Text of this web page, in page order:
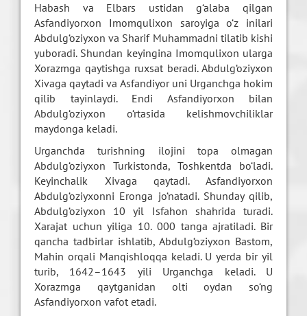
Habash va Elbars ustidan g‘alaba qilgan
Asfandiyorxon Imomqulixon saroyiga o‘z inilari
Abdulg‘oziyxon va Sharif Muhammadni tilatib kishi
yuboradi. Shundan keyingina Imomqulixon ularga
Xorazmga qaytishga ruxsat beradi. Abdulg‘oziyxon
Xivaga qaytadi va Asfandiyor uni Urganchga hokim
qilib tayinlaydi. Endi Asfandiyorxon bilan
Abdulg‘oziyxon o‘rtasida kelishmovchiliklar
maydonga keladi.
Urganchda turishning ilojini topa olmagan
Abdulg‘oziyxon Turkistonda, Toshkentda bo‘ladi.
Keyinchalik Xivaga qaytadi. Asfandiyorxon
Abdulg‘oziyxonni Eronga jo‘natadi. Shunday qilib,
Abdulg‘oziyxon 10 yil Isfahon shahrida turadi.
Xarajat uchun yiliga 10. 000 tanga ajratiladi. Bir
qancha tadbirlar ishlatib, Abdulg‘oziyxon Bastom,
Mahin orqali Manqishloqqa keladi. U yerda bir yil
turib, 1642–1643 yili Urganchga keladi. U
Xorazmga qaytganidan olti oydan so‘ng
Asfandiyorxon vafot etadi.